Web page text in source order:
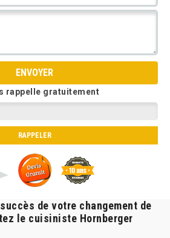
rappelle gratuitement
de votre changement de
le cuisiniste Hornberger